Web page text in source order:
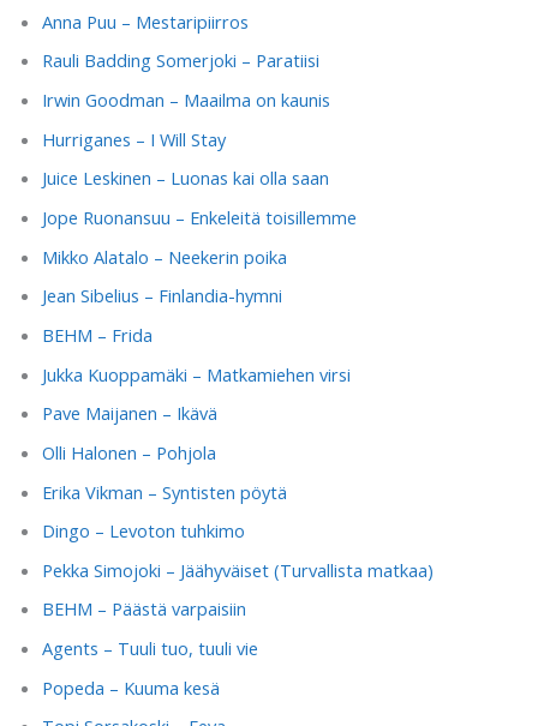
Anna Puu – Mestaripiirros
Rauli Badding Somerjoki – Paratiisi
Irwin Goodman – Maailma on kaunis
Hurriganes – I Will Stay
Juice Leskinen – Luonas kai olla saan
Jope Ruonansuu – Enkeleitä toisillemme
Mikko Alatalo – Neekerin poika
Jean Sibelius – Finlandia-hymni
BEHM – Frida
Jukka Kuoppamäki – Matkamiehen virsi
Pave Maijanen – Ikävä
Olli Halonen – Pohjola
Erika Vikman – Syntisten pöytä
Dingo – Levoton tuhkimo
Pekka Simojoki – Jäähyväiset (Turvallista matkaa)
BEHM – Päästä varpaisiin
Agents – Tuuli tuo, tuuli vie
Popeda – Kuuma kesä